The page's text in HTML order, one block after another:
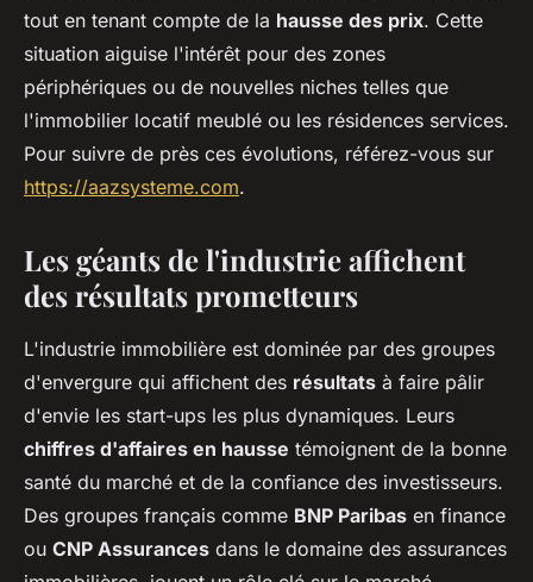
tout en tenant compte de la hausse des prix. Cette
situation aiguise l'intérêt pour des zones
périphériques ou de nouvelles niches telles que
l'immobilier locatif meublé ou les résidences services.
Pour suivre de près ces évolutions, référez-vous sur
https://aazsysteme.com.
Les géants de l'industrie affichent
des résultats prometteurs
L'industrie immobilière est dominée par des groupes
d'envergure qui affichent des résultats à faire pâlir
d'envie les start-ups les plus dynamiques. Leurs
chiffres d'affaires en hausse témoignent de la bonne
santé du marché et de la confiance des investisseurs.
Des groupes français comme BNP Paribas en finance
ou CNP Assurances dans le domaine des assurances